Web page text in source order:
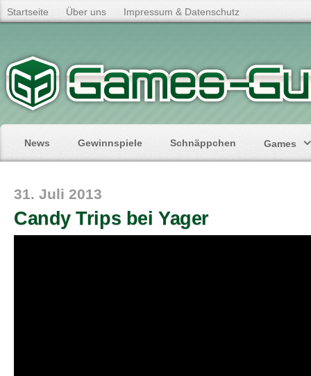
Startseite Über uns Impressum & Datenschutz
News Gewinnspiele Schnäppchen Games
31. Juli 2013
Candy Trips bei Yager